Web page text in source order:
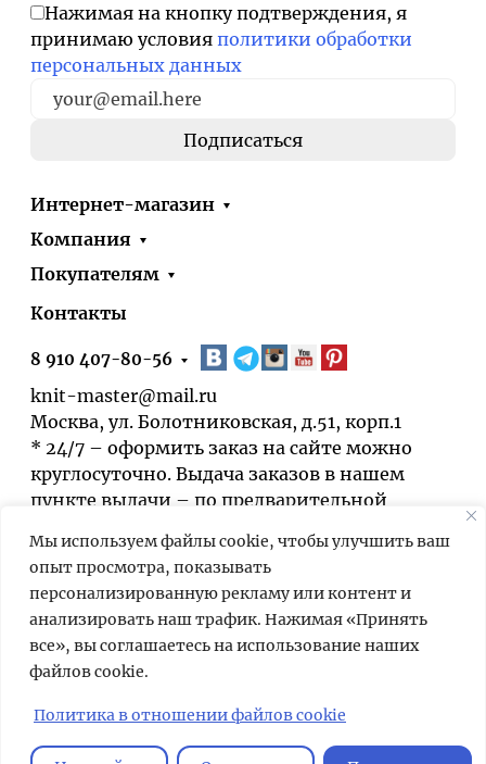
Мы используем файлы cookie, чтобы улучшить ваш
опыт просмотра, показывать
персонализированную рекламу или контент и
анализировать наш трафик. Нажимая «Принять
все», вы соглашаетесь на использование наших
файлов cookie.
Политика в отношении файлов cookie
Нажимая на кнопку подтверждения, я
принимаю условия политики обработки
персональных данных
Интернет-магазин
Компания
Покупателям
Контакты
8 910 407-80-56
knit-master@mail.ru
Москва, ул. Болотниковская, д.51, корп.1
* 24/7 – оформить заказ на сайте можно
круглосуточно. Выдача заказов в нашем
пункте выдачи – по предварительной
Мы используем cookies для быстрой и
удобной работы сайта. Продолжая
пользоваться сайтом, вы принимаете
условияобработки персональных